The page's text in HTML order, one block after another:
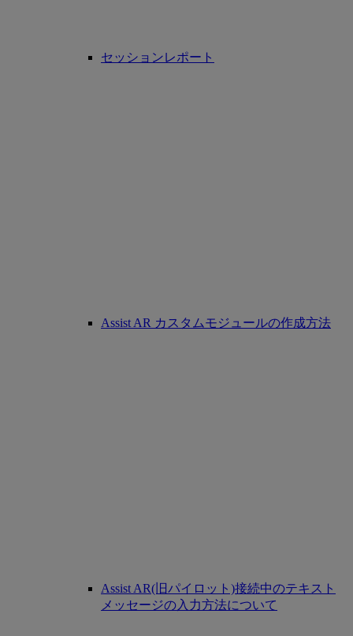
セッションレポート
Assist AR カスタムモジュールの作成方法
Assist AR(旧パイロット)接続中のテキスト
メッセージの入力方法について